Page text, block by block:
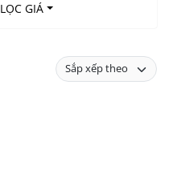
LỌC GIÁ